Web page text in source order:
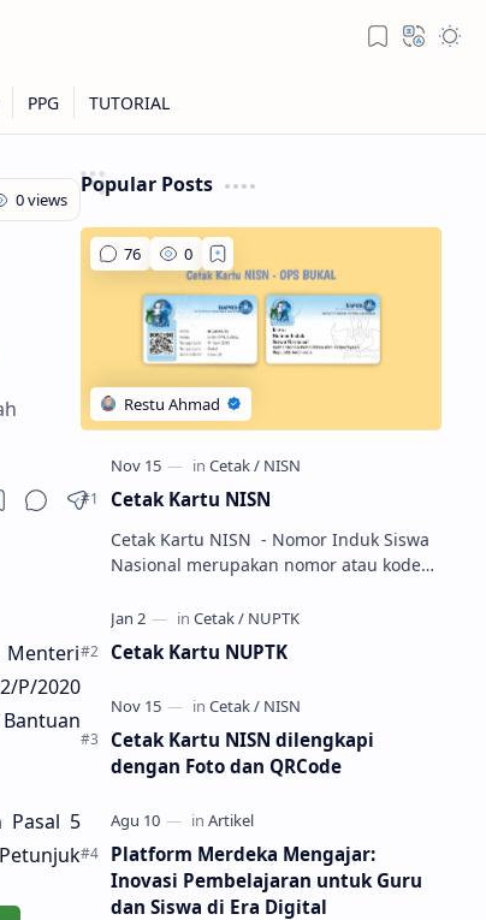
Menteri
P/2020
Pasal 5
Popular Posts
Cetak Kartu NISN
Cetak Kartu NISN - Nomor Induk Siswa
Nasional merupakan nomor atau kode
siswa. NISN ini diterbitkan kepada …
Cetak Kartu NUPTK
Cetak Kartu NISN dilengkapi
dengan Foto dan QRCode
Platform Merdeka Mengajar:
Inovasi Pembelajaran untuk Guru
dan Siswa di Era Digital